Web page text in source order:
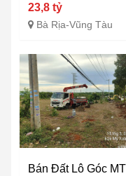
23,8 tỷ
Bà Rịa-Vũng Tàu
Bán Đất Lô Góc MT